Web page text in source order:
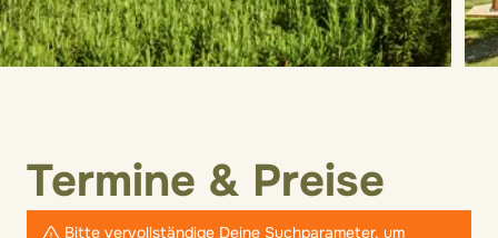
Termine & Preise
Bitte vervollständige Deine Suchparameter, um